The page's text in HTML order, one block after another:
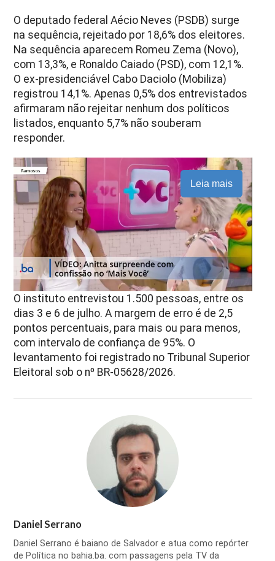
O deputado federal Aécio Neves (PSDB) surge
na sequência, rejeitado por 18,6% dos eleitores.
Na sequência aparecem Romeu Zema (Novo),
com 13,3%, e Ronaldo Caiado (PSD), com 12,1%.
O ex-presidenciável Cabo Daciolo (Mobiliza)
registrou 14,1%. Apenas 0,5% dos entrevistados
afirmaram não rejeitar nenhum dos políticos
listados, enquanto 5,7% não souberam
responder.
Leia mais
O instituto entrevistou 1.500 pessoas, entre os
dias 3 e 6 de julho. A margem de erro é de 2,5
pontos percentuais, para mais ou para menos,
com intervalo de confiança de 95%. O
levantamento foi registrado no Tribunal Superior
Eleitoral sob o nº BR-05628/2026.
Daniel Serrano
Daniel Serrano é baiano de Salvador e atua como repórter
de Política no bahia.ba. com passagens pela TV da